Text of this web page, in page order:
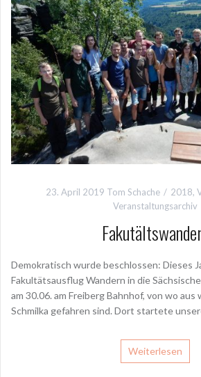
23. April 2019 Tom Schache 2018,
Veranstaltungsarchiv
Demokratisch wurde beschlossen: Dieses
Fakultätsausflug Wandern in die Sächsische
am 30.06. am Freiberg Bahnhof, von wo
Schmilka gefahren sind. Dort startete
Weiterlesen